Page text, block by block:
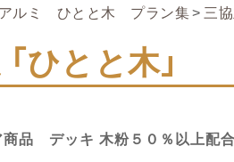
ルミ ひとと木 プラン集 三
ひとと木」
品 デッキ 木粉５０％以上配